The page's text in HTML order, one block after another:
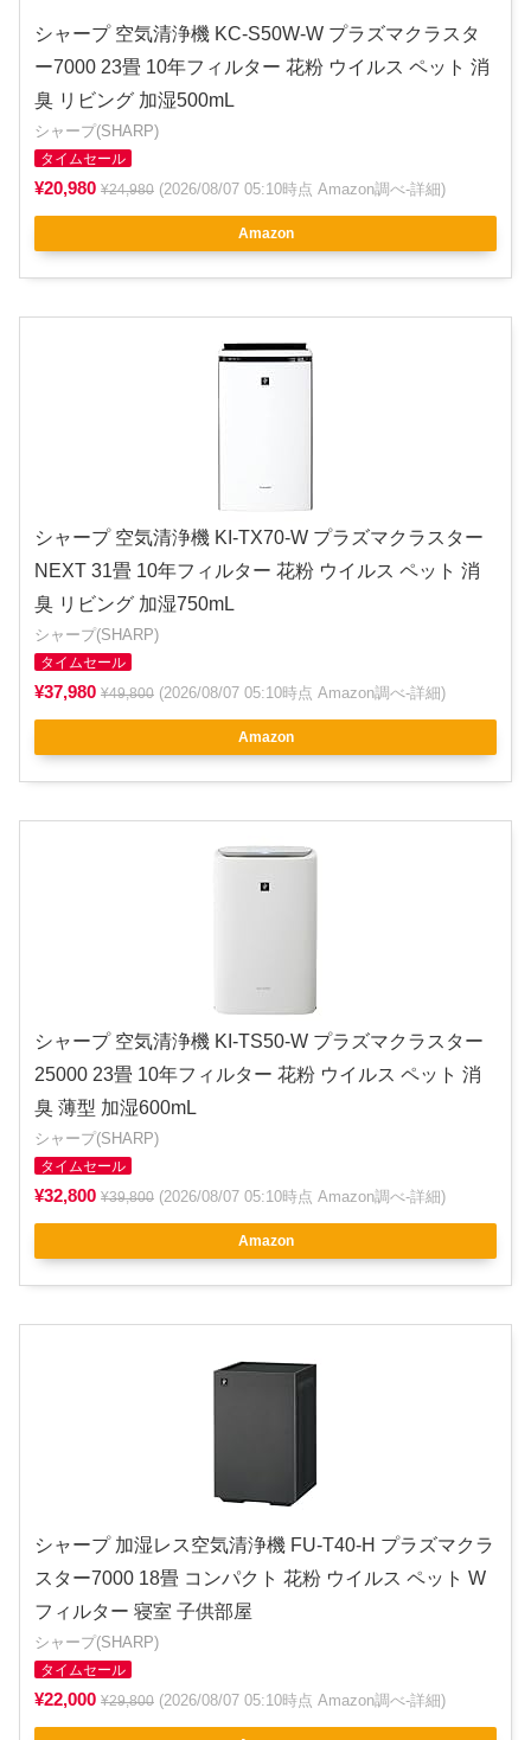
シャープ 空気清浄機 KC-S50W-W プラズマクラスタ
ー7000 23畳 10年フィルター 花粉 ウイルス ペット 消
臭 リビング 加湿500mL
シャープ(SHARP)
タイムセール
¥20,980 ¥24,980 (2026/08/07 05:10時点 Amazon調べ-詳細)
Amazon
シャープ 空気清浄機 KI-TX70-W プラズマクラスター
NEXT 31畳 10年フィルター 花粉 ウイルス ペット 消
臭 リビング 加湿750mL
シャープ(SHARP)
タイムセール
¥37,980 ¥49,800 (2026/08/07 05:10時点 Amazon調べ-詳細)
Amazon
シャープ 空気清浄機 KI-TS50-W プラズマクラスター
25000 23畳 10年フィルター 花粉 ウイルス ペット 消
臭 薄型 加湿600mL
シャープ(SHARP)
タイムセール
¥32,800 ¥39,800 (2026/08/07 05:10時点 Amazon調べ-詳細)
Amazon
シャープ 加湿レス空気清浄機 FU-T40-H プラズマクラ
スター7000 18畳 コンパクト 花粉 ウイルス ペット W
フィルター 寝室 子供部屋
シャープ(SHARP)
タイムセール
¥22,000 ¥29,800 (2026/08/07 05:10時点 Amazon調べ-詳細)